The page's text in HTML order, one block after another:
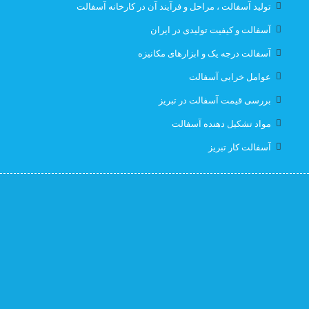
قیمت ایزوگام با نصب در تبریز
قیمت ایزوگام در تبریز قیمت بهترین ایزوگام
لیست قیمت ایزوگام در تبریز
تولید آسفالت ، مراحل و فرآیند آن در کارخانه آسفالت
آسفالت و کیفیت تولیدی در ایران
آسفالت درجه یک و ابزارهای مکانیزه
عوامل خرابی آسفالت
بررسی قیمت آسفالت در تبریز
مواد تشکیل دهنده آسفالت
آسفالت کار تبریز